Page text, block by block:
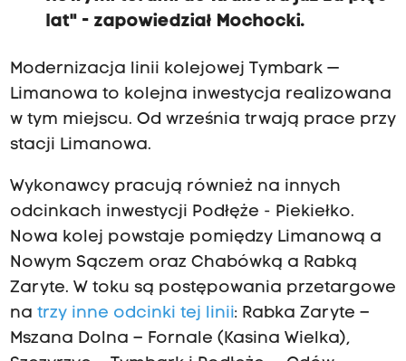
lat" - zapowiedział Mochocki.
Modernizacja linii kolejowej Tymbark —
Limanowa to kolejna inwestycja realizowana
w tym miejscu. Od września trwają prace przy
stacji Limanowa.
Wykonawcy pracują również na innych
odcinkach inwestycji Podłęże - Piekiełko.
Nowa kolej powstaje pomiędzy Limanową a
Nowym Sączem oraz Chabówką a Rabką
Zaryte. W toku są postępowania przetargowe
na trzy inne odcinki tej linii: Rabka Zaryte –
Mszana Dolna – Fornale (Kasina Wielka),